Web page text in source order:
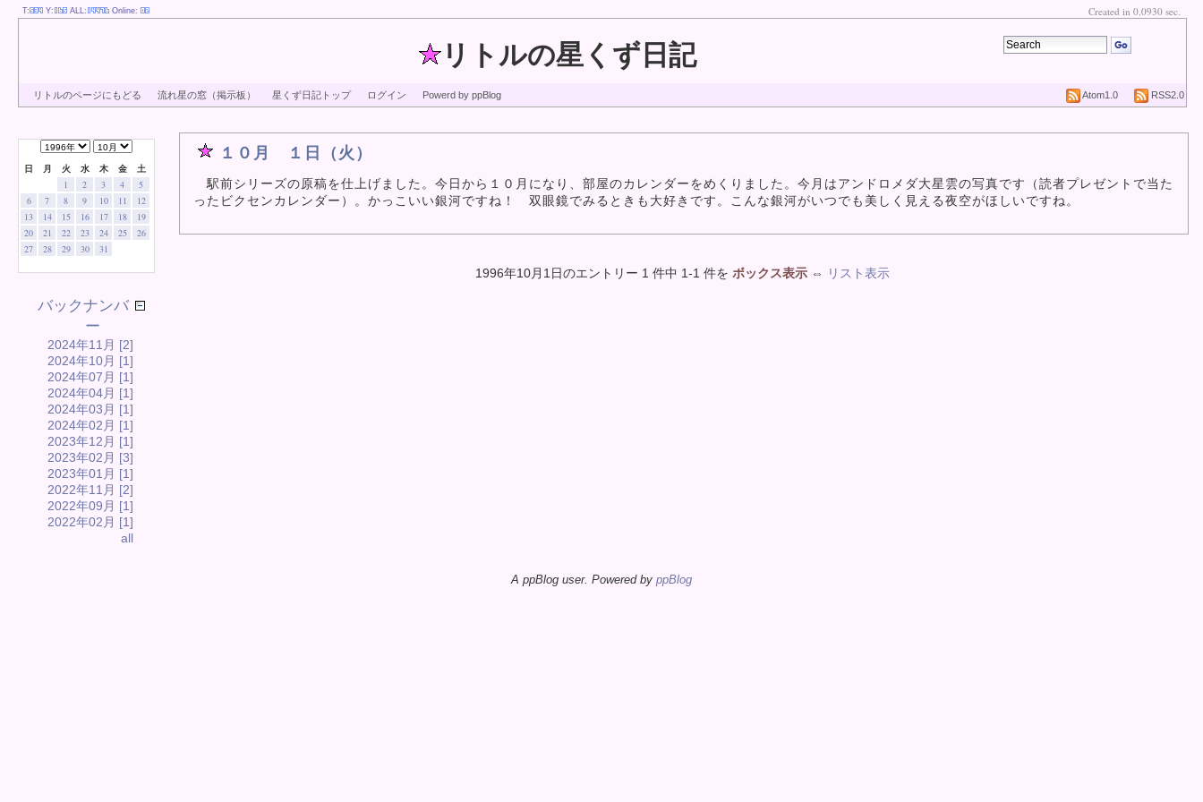
リトルの星くず日記
リトルのページにもどる 流れ星の窓（掲示板） 星くず日記トップ ログイン Powerd by ppBlog RSS2.0
Atom1.0
１０月 １日（火）
駅前シリーズの原稿を仕上げました。今日から１０月になり、部屋のカレンダーをめくりました。今月はアンドロメダ大星雲の写真です（読者プレゼントで当た
ったビクセンカレンダー）。かっこいい銀河ですね！ 双眼鏡でみるときも大好きです。こんな銀河がいつでも美しく見える夜空がほしいですね。
1996年10月1日のエントリー 1 件中 1-1 件を ボックス表示⇔ リスト表示
T: Y: ALL: Online: Created in 0.0930 sec.
日 月 火 水 木 金 土
1 2 3 4
5
6
7 8 9 10 11
12
13
14 15 16 17 18
19
20
21 22 23 24 25
26
27
28 29 30 31
バックナンバ
ー
2024年11月 [2]
2024年10月 [1]
2024年07月 [1]
2024年04月 [1]
2024年03月 [1]
2024年02月 [1]
2023年12月 [1]
2023年02月 [3]
2023年01月 [1]
2022年11月 [2]
2022年09月 [1]
2022年02月 [1]
all
A ppBlog user. Powered by ppBlog